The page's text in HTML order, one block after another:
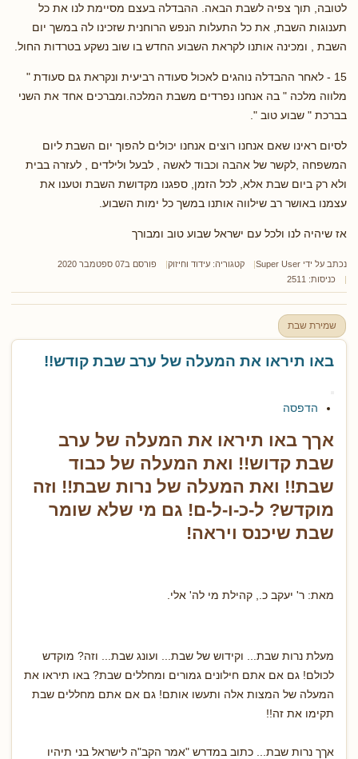
לטובה, תוך צפיה לשבת הבאה. ההבדלה בעצם מסיימת לנו את כל
תענוגות השבת, את כל התעלות הנפש הרוחנית שזכינו לה במשך יום
השבת , ומכינה אותנו לקראת השבוע החדש בו שוב נשקע בטרדות החול.
15 - לאחר ההבדלה נוהגים לאכול סעודה רביעית ונקראת גם סעודת "
מלווה מלכה " בה אנחנו נפרדים משבת המלכה.ומברכים אחד את השני
בברכת " שבוע טוב ".
לסיום ראינו שאם אנחנו רוצים אנחנו יכולים להפוך יום השבת ליום
המשפחה ,לקשר של אהבה וכבוד לאשה , לבעל ולילדים , לעזרה בבית
ולא רק ביום שבת אלא, לכל הזמן, ספגנו מקדושת השבת וטענו את
עצמנו באושר רב שילווה אותנו במשך כל ימות השבוע.
אז שיהיה לנו ולכל עם ישראל שבוע טוב ומבורך
נכתב על ידי Super User קטגוריה: עידוד וחיזוק
פורסם ב07 ספטמבר 2020
כניסות: 2511
שמירת שבת
באו תיראו את המעלה של ערב שבת קודש!!
הדפסה
אךך באו תיראו את המעלה של ערב
שבת קדוש!! ואת המעלה של כבוד
שבת!! ואת המעלה של נרות שבת!! וזה
מוקדש? ל-כ-ו-ל-ם! גם מי שלא שומר
שבת שיכנס ויראה!
מאת: ר' יעקב כ., קהילת מי לה' אלי.
מעלת נרות שבת... וקידוש של שבת... ועונג שבת... וזה? מוקדש
לכולם! גם אם אתם חילונים גמורים ומחללים שבת? באו תיראו את
המעלה של המצות אלה ותעשו אותם! גם אם אתם מחללים שבת
תקימו את זה!!
אךך נרות שבת... כתוב במדרש "אמר הקב"ה לישראל בני תיהיו